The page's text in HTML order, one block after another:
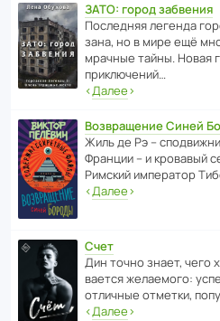
ЗАТО: город забвения
После­дняя легенда
зана, но в мире ещё
мрачные тайны. Новая
приключений…
‹Далее›
Возвращение Синей
Жиль де Рэ –
Франции – и кровавый
Римский импе­ратор
‹Далее›
Счет
Дин точно знает, чего
ва­ется жела­е­мого:
отли­чные отметки,
‹Далее›